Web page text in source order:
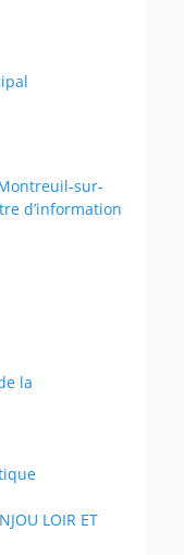
sur-
d’information
la
LOIR ET